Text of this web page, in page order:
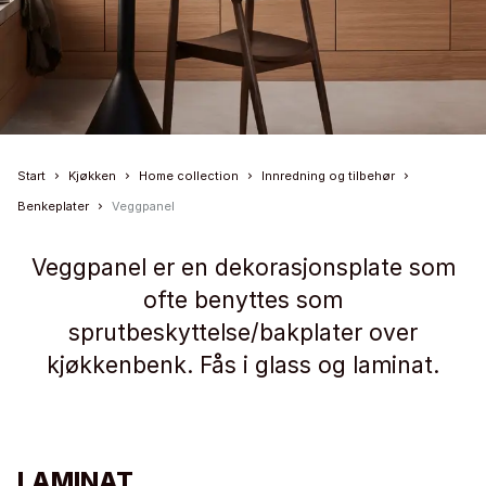
Start Kjøkken Home collection
Innredning og tilbehør
Benkeplater
Veggpanel
Veggpanel er en dekorasjonsplate som
ofte benyttes som
sprutbeskyttelse/bakplater over
kjøkkenbenk. Fås i glass og laminat.